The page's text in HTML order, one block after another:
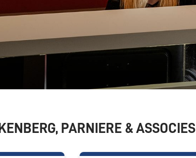
PARNIERE & ASSOCIES